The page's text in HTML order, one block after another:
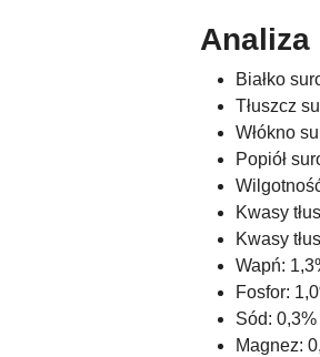
Analiza
Białko
Tłuszcz
Włókno
Popiół
Kwasy
Kwasy
Wapń:
Fosfor:
Sód: 0,3%
Magnez: